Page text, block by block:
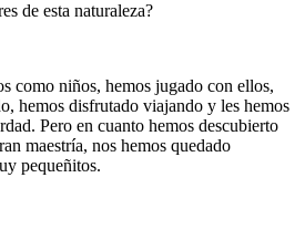
de esta naturaleza?
como niños, hemos jugado con ellos,
hemos disfrutado viajando y les hemos
Pero en cuanto hemos descubierto
maestría, nos hemos quedado
pequeñitos.